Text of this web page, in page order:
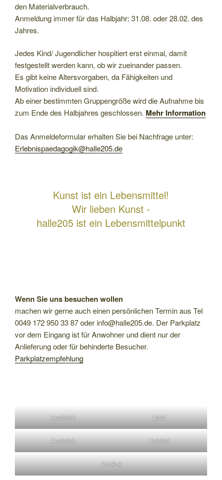
den Materialverbrauch.
Anmeldung immer für das Halbjahr: 31.08. oder 28.02. des
Jahres.
Jedes Kind/ Jugendlicher hospitiert erst einmal, damit
festgestellt werden kann, ob wir zueinander passen.
Es gibt keine Altersvorgaben, da Fähigkeiten und
Motivation individuell sind.
Ab einer bestimmten Gruppengröße wird die Aufnahme bis
zum Ende des Halbjahres geschlossen. Mehr Information
Das Anmeldeformular erhalten Sie bei Nachfrage unter:
Erlebnispaedagogik@halle205.de
Kunst ist ein Lebensmittel!
Wir lieben Kunst -
halle205 ist ein Lebensmittelpunkt
Wenn Sie uns besuchen wollen
machen wir gerne auch einen persönlichen Termin aus Tel
0049 172 950 33 87 oder info@halle205.de. Der Parkplatz
vor dem Eingang ist für Anwohner und dient nur der
Anlieferung oder für behinderte Besucher.
Parkplatzempfehlung
Ausblick Licht
Ausblick Anblick
Anblick